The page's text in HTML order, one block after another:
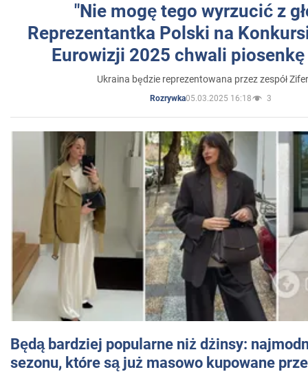
"Nie mogę tego wyrzucić z
Reprezentantka Polski na
Eurowizji 2025 chwali
Ukraina będzie reprezentowana przez zespół
Rozrywka05.03.2025 16:18 3
Będą bardziej popularne niż dżinsy:
sezonu, które są już masowo kupowane